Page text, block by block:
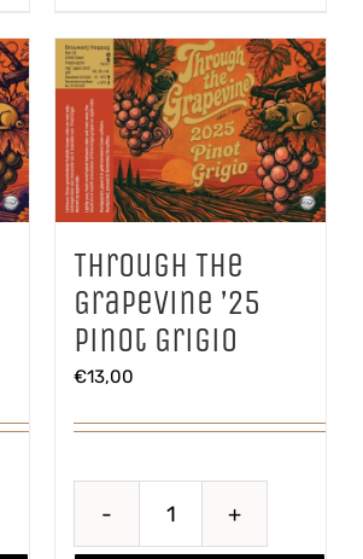
Through The
Grapevine ’25
Pinot Grigio
€13,00